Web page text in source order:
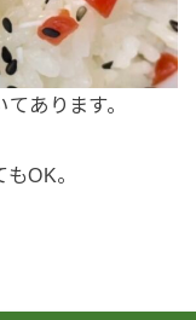
あります。
OK。